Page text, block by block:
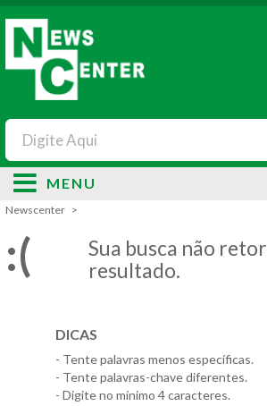
MENU
Newscenter
:(
Sua busca não
resultado.
DICAS
- Tente palavras menos específicas.
- Tente palavras-chave diferentes.
- Digite no mínimo 4 caracteres.